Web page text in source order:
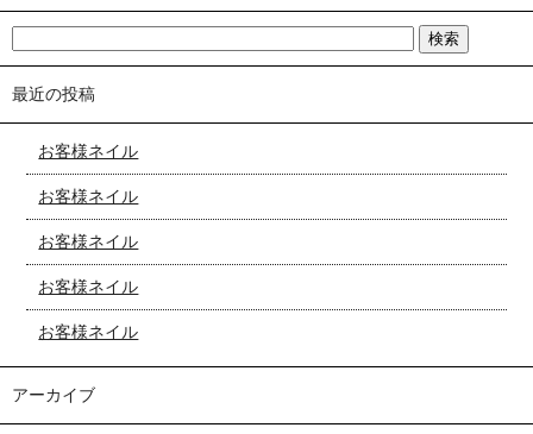
最近の投稿
お客様ネイル
お客様ネイル
お客様ネイル
お客様ネイル
お客様ネイル
アーカイブ